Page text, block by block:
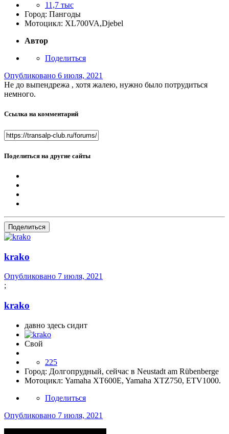
11,7 тыс
Город: Пангоды
Мотоцикл: XL700VA,Djebel
Автор
Поделиться
Опубликовано 6 июля, 2021
Не до выпендрежа , хотя жалею, нужно было потрудиться
немного.
Ссылка на комментарий
Поделиться на другие сайты
Поделиться
krako
Опубликовано 7 июля, 2021
;
krako
давно здесь сидит
Свой
225
Город: Долгопрудный, сейчас в Neustadt am Rübenberge
Мотоцикл: Yamaha XT600E, Yamaha XTZ750, ETV1000.
Поделиться
Опубликовано 7 июля, 2021